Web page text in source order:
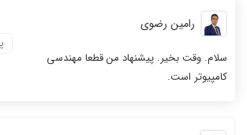
رامین رضوی
سلام. وقت بخیر. پیشنهاد من قطعا مهندسی
کامپیوتر است.